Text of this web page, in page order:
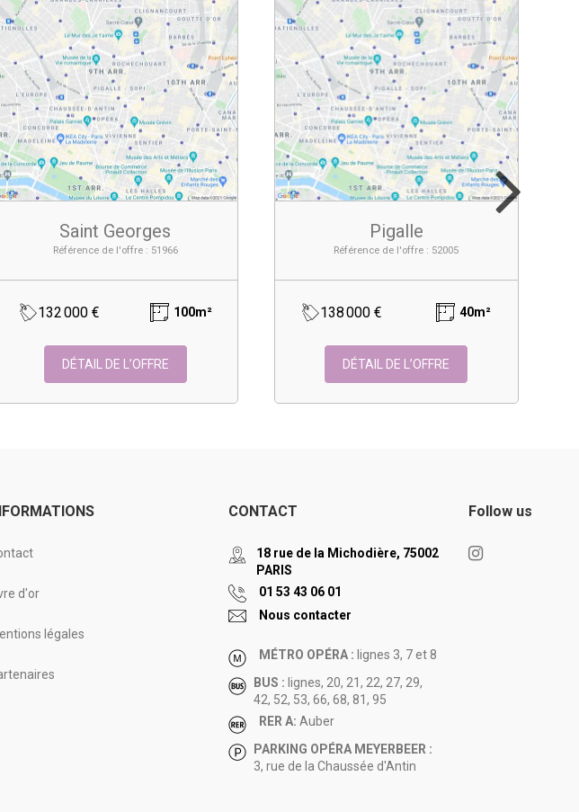
Saint Georges
Référence de l'offre : 51966
132 000 € 100m²
DÉTAIL DE L’OFFRE
Pigalle
Référence de l'offre : 52005
138 000 € 40m²
DÉTAIL DE L’OFFRE
d'or
légales
CONTACT
18 rue de la Michodière, 75002
PARIS
01 53 43 06 01
Nous contacter
MÉTRO OPÉRA : lignes 3, 7 et 8
BUS : lignes, 20, 21, 22, 27, 29,
42, 52, 53, 66, 68, 81, 95
RER A:Auber
PARKING OPÉRA MEYERBEER :
3, rue de la Chaussée d'Antin
Follow us